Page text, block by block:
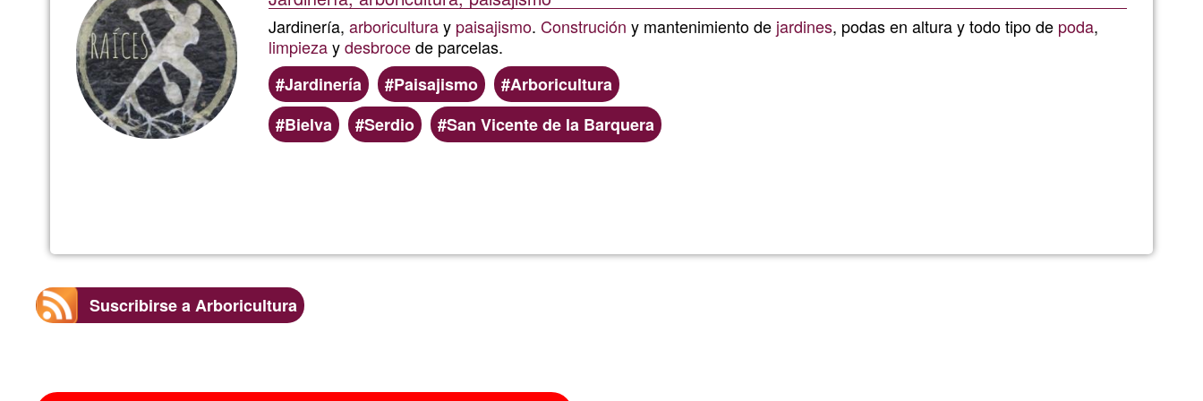
Jardinería, arboriculturay paisajismo. Construción y mantenimiento de jardines, podas en altura y todo tipo de poda,
limpiezaydesbrocede parcelas.
Jardinería
Paisajismo
Arboricultura
Bielva
Serdio San Vicente de la Barquera
de
Suscribirse a Arboricultura